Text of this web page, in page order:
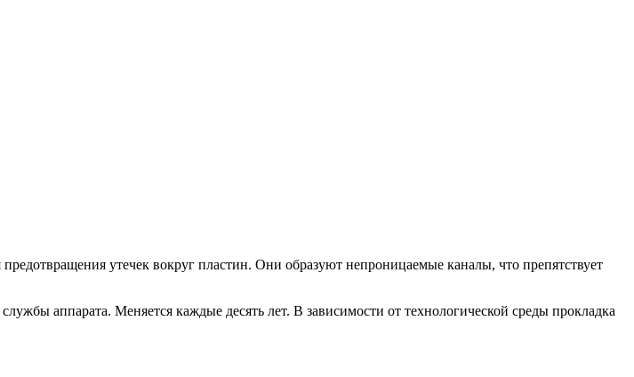
утечек вокруг пластин. Они образуют непроницаемые каналы, что препятствует
аппарата. Меняется каждые десять лет. В зависимости от технологической среды прокладка